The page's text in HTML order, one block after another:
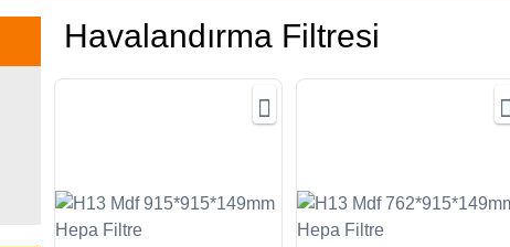
Havalandırma Filtresi